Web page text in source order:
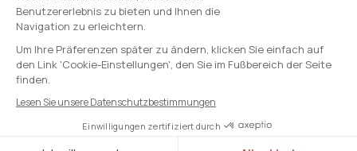
International
Cookie-Richtlinie